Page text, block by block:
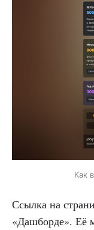
Как
Ссылка на
«Дашборде». Её